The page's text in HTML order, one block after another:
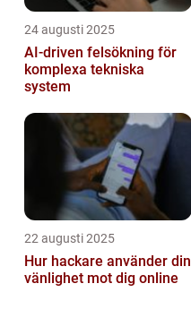
24 augusti 2025
AI‑driven felsökning för
komplexa tekniska
system
22 augusti 2025
Hur hackare använder din
vänlighet mot dig online